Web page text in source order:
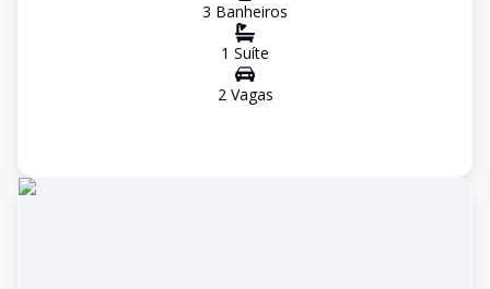
3 Banheiros
1 Suíte
2Vagas